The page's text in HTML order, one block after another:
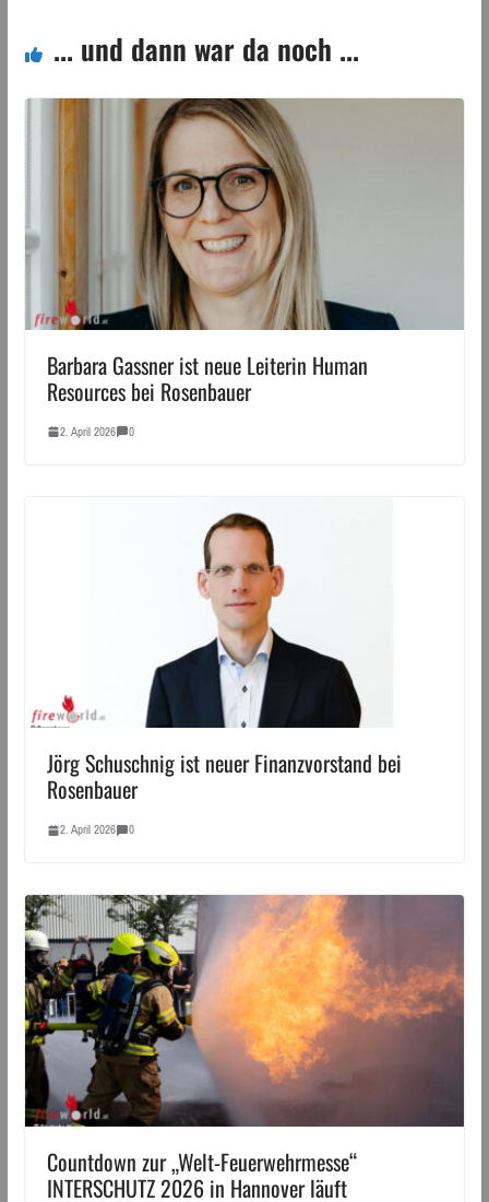
... und dann war da noch ...
Barbara Gassner ist neue Leiterin Human
Resources bei Rosenbauer
2. April 2026 0
Jörg Schuschnig ist neuer Finanzvorstand bei
Rosenbauer
2. April 2026 0
Countdown zur „Welt-Feuerwehrmesse“
INTERSCHUTZ 2026 in Hannover läuft